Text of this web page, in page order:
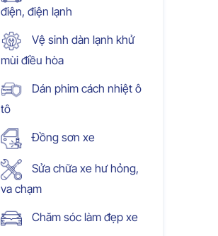
điện, điện lạnh
Vệ sinh dàn lạnh khử
mùi điều hòa
Dán phim cách nhiệt ô
tô
Đồng sơn xe
Sửa chữa xe hư hỏng,
va chạm
Chăm sóc làm đẹp xe